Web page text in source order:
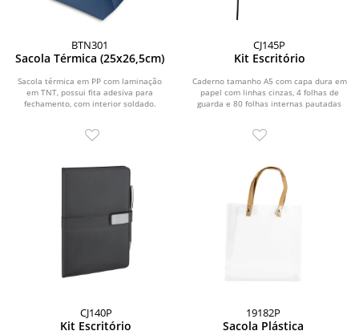
BTN301
Sacola Térmica (25x26,5cm)
Sacola térmica em PP com laminação
em TNT, possui fita adesiva para
fechamento, com interior soldado.
CJ145P
Kit Escritório
Caderno tamanho A5 com capa dura em
papel com linhas cinzas, 4 folhas de
guarda e 80 folhas internas pautadas
CJ140P
Kit Escritório
19182P
Sacola Plástica